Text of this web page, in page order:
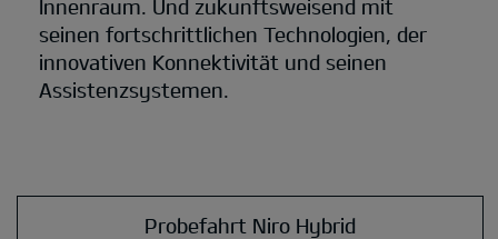
Innenraum. Und zukunftsweisend mit
seinen fortschrittlichen Technologien, der
innovativen Konnektivität und seinen
Assistenzsystemen.
Probefahrt Niro Hybrid